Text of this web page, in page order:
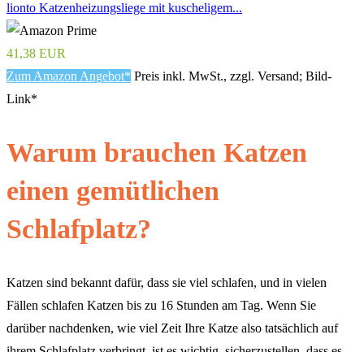
lionto Katzenheizungsliege mit kuscheligem...
41,38 EUR
Zum Amazon Angebot* Preis inkl. MwSt., zzgl. Versand; Bild-
Link*
Warum brauchen Katzen
einen gemütlichen
Schlafplatz?
Katzen sind bekannt dafür, dass sie viel schlafen, und in vielen
Fällen schlafen Katzen bis zu 16 Stunden am Tag. Wenn Sie
darüber nachdenken, wie viel Zeit Ihre Katze also tatsächlich auf